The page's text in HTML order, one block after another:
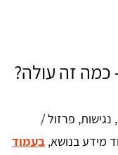
כמה זה עולה?
פרזול /
מידע בנושא, בעמוד